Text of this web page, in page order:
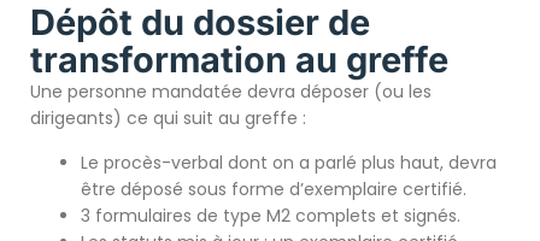
Dépôt du dossier de
transformation au greffe
Une personne mandatée devra déposer (ou les
dirigeants) ce qui suit au greffe :
Le procès-verbal dont on a parlé plus haut, devra
être déposé sous forme d’exemplaire certifié.
3 formulaires de type M2 complets et signés.